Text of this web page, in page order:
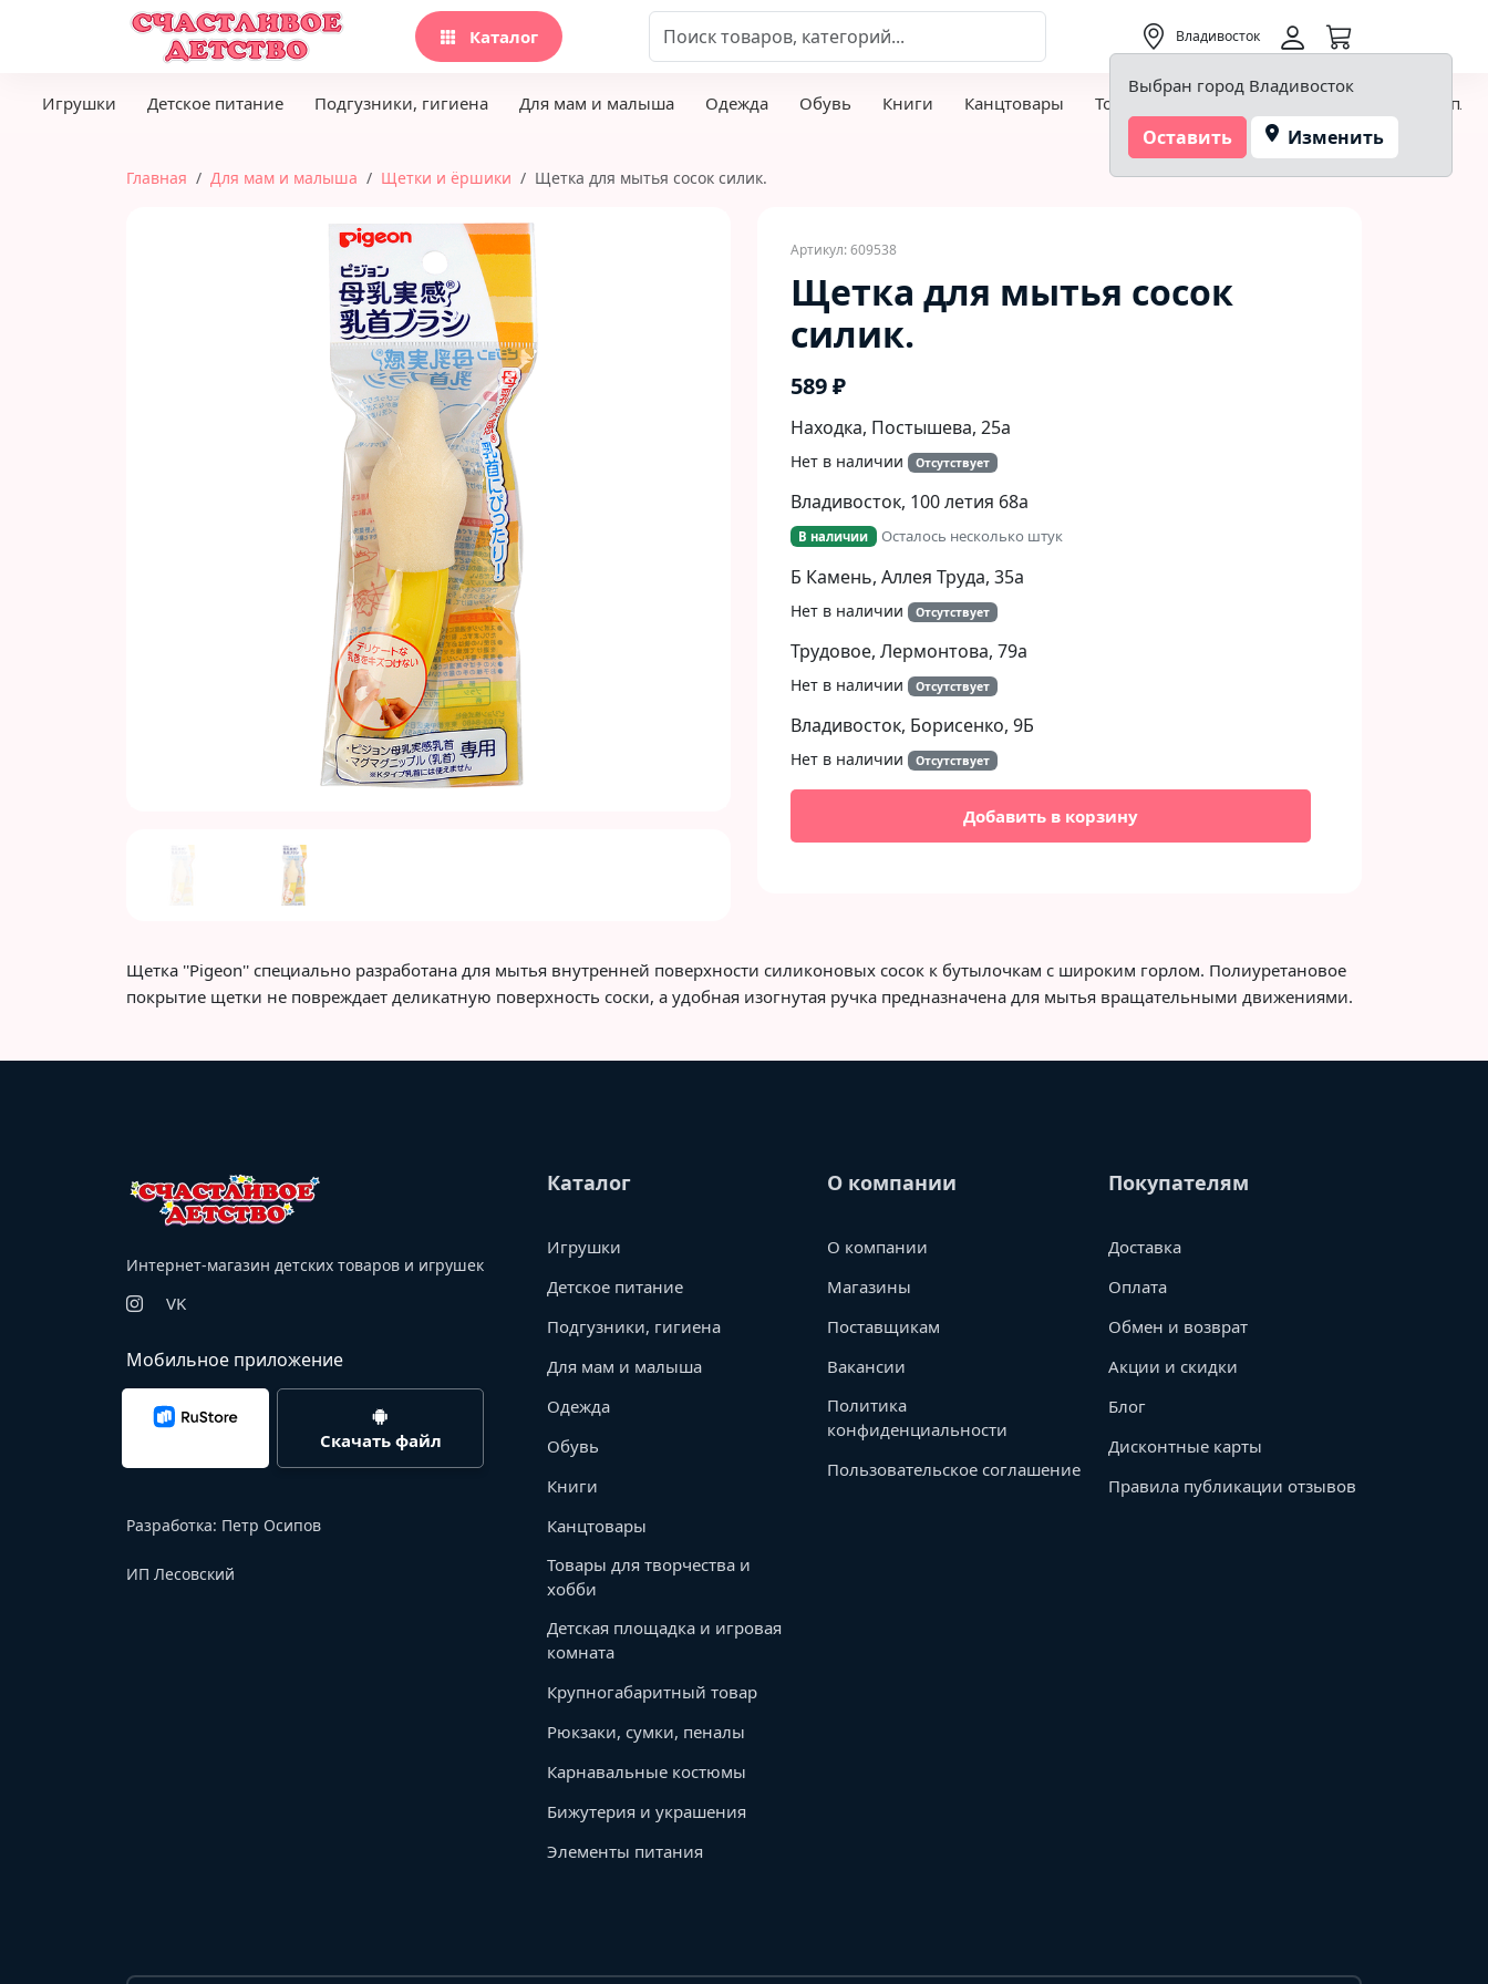
Каталог Владивосток
Выбран город Владивосток
Оставить Изменить
Игрушки Детское питание Подгузники, гигиена Для мам и малыша Одежда Обувь Книги Канцтовары Товары для творчества и хобби Детская
Главная Для мам и малыша Щетки и ёршики Щетка для мытья сосок силик.
Артикул: 609538
Щетка для мытья сосок
силик.
589 ₽
Находка, Постышева, 25а
Нет в наличии Отсутствует
Владивосток, 100 летия 68а
В наличии Осталось несколько штук
Б Камень, Аллея Труда, 35а
Нет в наличии Отсутствует
Трудовое, Лермонтова, 79а
Нет в наличии Отсутствует
Владивосток, Борисенко, 9Б​
Нет в наличии Отсутствует
Добавить в корзину
Щетка ''Pigeon'' специально разработана для мытья внутренней поверхности силиконовых сосок к бутылочкам с широким горлом. Полиуретановое
покрытие щетки не повреждает деликатную поверхность соски, а удобная изогнутая ручка предназначена для мытья вращательными движениями.
Интернет-магазин детских товаров и игрушек
VK
Мобильное приложение
Скачать файл
Разработка: Петр Осипов
ИП Лесовский
Каталог
Игрушки
Детское питание
Подгузники, гигиена
Для мам и малыша
Одежда
Обувь
Книги
Канцтовары
Товары для творчества и
хобби
Детская площадка и игровая
комната
Крупногабаритный товар
Рюкзаки, сумки, пеналы
Карнавальные костюмы
Бижутерия и украшения
Элементы питания
О компании
О компании
Магазины
Поставщикам
Вакансии
Политика
конфиденциальности
Пользовательское соглашение
Покупателям
Доставка
Оплата
Обмен и возврат
Акции и скидки
Блог
Дисконтные карты
Правила публикации отзывов